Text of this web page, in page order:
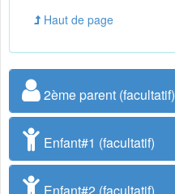
Haut de page
2ème parent (facultatif)
Enfant#1 (facultatif)